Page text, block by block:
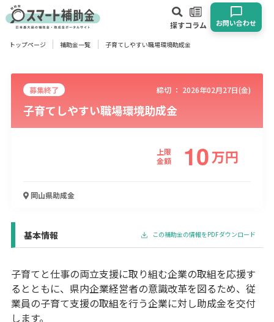
探すコラム お問い合わせ
対象
企業 団体 個人 その他
エリア
物流・運輸業
宿泊･旅館業
使い道
経営改善・経営強化 販路拡大 海外展開 設備投資
IT導入
人材採用・雇用
人材育成・福利厚生
特許・知的財産
トップページ 補助金一覧 子育てしやすい職場環境助成金
募集終了 締切 ： 2026年02月27日(金)
子育てしやすい職場環境助成金
上限
金額
10万円
岡山県助成金
基本情報 この補助金の情報をPDFダウンロード
子育てと仕事の両立支援に取り組む企業の取組を応援す
るとともに、県内企業経営者の意識改革を図るため、従
業員の子育て支援の取組を行う企業に対し助成金を交付
します。